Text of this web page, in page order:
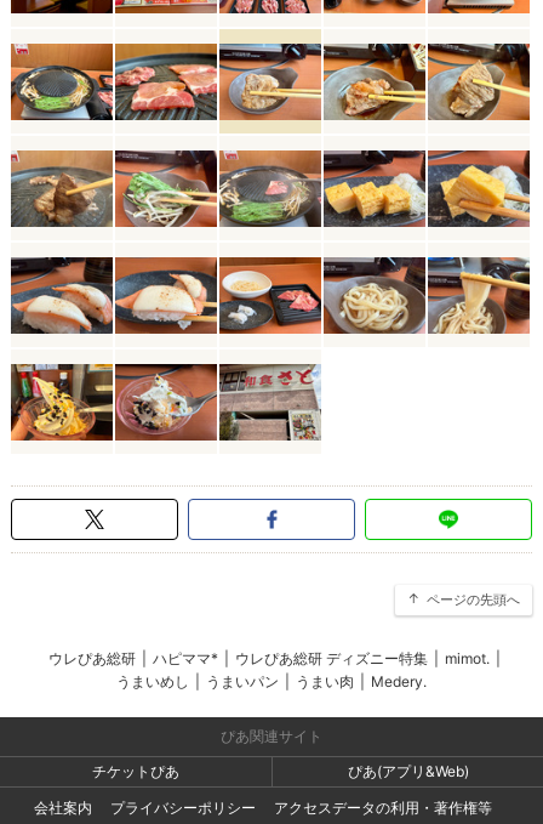
ページの先頭へ
ウレぴあ総研 ハピママ* ウレぴあ総研 ディズニー特集 mimot.
うまいめし
うまいパン うまい肉 Medery.
ぴあ関連サイト
チケットぴあ
ぴあ(アプリ&Web)
会社案内
プライバシーポリシー アクセスデータの利用・著作権等